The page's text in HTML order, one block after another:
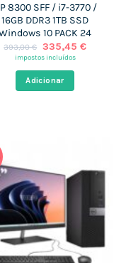
8300 SFF / i7-3770 /
16GB DDR3 1TB SSD
10 PACK 24
393,00€ O
preço
era:
393,00 €.
335,45 €O
impostos incluídos
Adicionar